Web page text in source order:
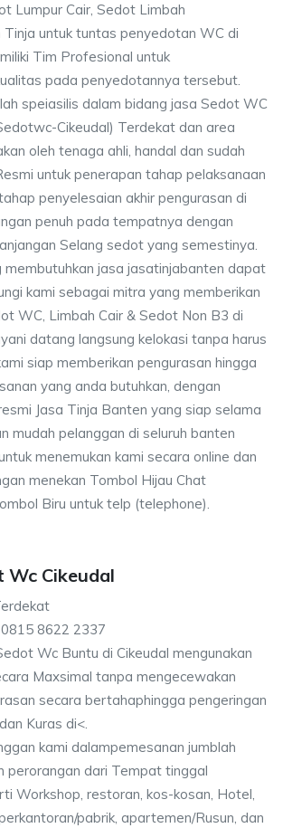
Lumpur Cair, Sedot Limbah
Tinja untuk tuntas penyedotan WC di
Tim Profesional untuk
pada penyedotannya tersebut.
speiasilis dalam bidang jasa Sedot WC
Cikeudal) Terdekat dan area
oleh tenaga ahli, handal dan sudah
untuk penerapan tahap pelaksanaan
penyelesaian akhir pengurasan di
penuh pada tempatnya dengan
Selang sedot yang semestinya.
membutuhkan jasa jasatinjabanten dapat
kami sebagai mitra yang memberikan
WC, Limbah Cair & Sedot Non B3 di
datang langsung kelokasi tanpa harus
siap memberikan pengurasan hingga
yang anda butuhkan, dengan
Jasa Tinja Banten yang siap selama
mudah pelanggan di seluruh banten
menemukan kami secara online dan
menekan Tombol Hijau Chat
Biru untuk telp (telephone).
Wc Cikeudal
0815 8622 2337
Wc Buntu di Cikeudal mengunakan
Maxsimal tanpa mengecewakan
secara bertahaphingga pengeringan
Kuras di<.
kami dalampemesanan jumblah
perorangan dari Tempat tinggal
Workshop, restoran, kos-kosan, Hotel,
pabrik, apartemen/Rusun, dan